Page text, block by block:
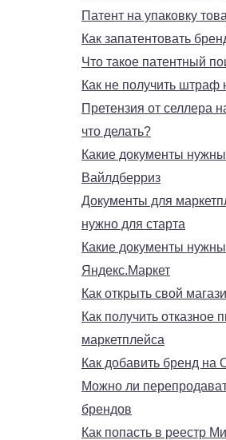
Патент на упаковку
Как запатентовать
Что такое патентный
Как не получить штраф
Претензия от селлера
что делать?
Какие документы
Вайлдберриз
Документы для
нужно для старта
Какие документы
Яндекс.Маркет
Как открыть свой
Как получить отказное
маркетплейса
Как добавить бренд на
Можно ли
брендов
Как попасть в реестр